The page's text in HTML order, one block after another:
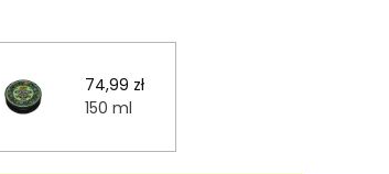
74,99 zł
150 ml